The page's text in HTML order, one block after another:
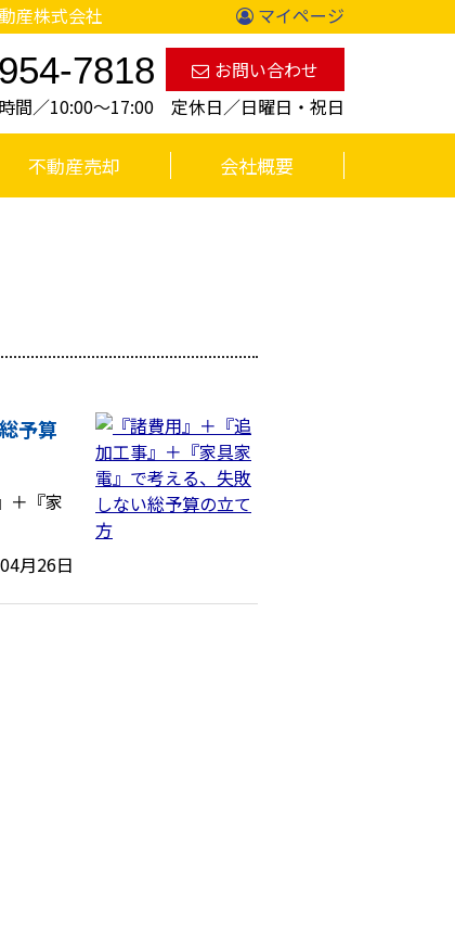
産株式会社 マイページ
7818
お問い合わせ
間／10:00〜17:00 定休日／日曜日・祝日
不動産売却 会社概要
予算
＋『家
月26日